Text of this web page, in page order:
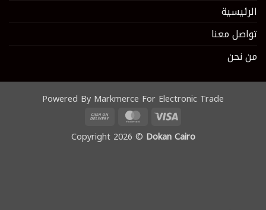
الرئيسية
تواصل معنا
من نحن
Powered By Markmerce For Electronic Trade
Visa
MasterCard
Cash
Delivery
Copyright 2026 ©Dokan Cairo